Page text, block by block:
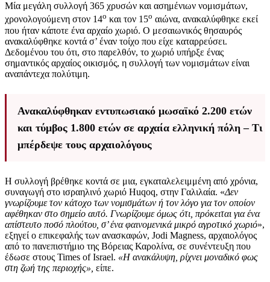
Μία μεγάλη συλλογή 365 χρυσών και ασημένιων νομισμάτων,
χρονολογούμενη στον 14ο και τον 15ο αιώνα, ανακαλύφθηκε εκεί
που ήταν κάποτε ένα αρχαίο χωριό. Ο μεσαιωνικός θησαυρός
ανακαλύφθηκε κοντά σ’ έναν τοίχο που είχε καταρρεύσει.
Δεδομένου του ότι, στο παρελθόν, το χωριό υπήρξε ένας
σημαντικός αρχαίος οικισμός, η συλλογή των νομισμάτων είναι
αναπάντεχα πολύτιμη.
Ανακαλύφθηκαν εντυπωσιακό μωσαϊκό 2.200 ετών
και τύμβος 1.800 ετών σε αρχαία ελληνική πόλη – Τι
μπέρδεψε τους αρχαιολόγους
Η συλλογή βρέθηκε κοντά σε μια, εγκαταλελειμμένη από χρόνια,
συναγωγή στο ισραηλινό χωριό Huqoq, στην Γαλιλαία. «Δεν
γνωρίζουμε τον κάτοχο των νομισμάτων ή τον λόγο για τον οποίον
αφέθηκαν στο σημείο αυτό. Γνωρίζουμε όμως ότι, πρόκειται για ένα
απίστευτο ποσό πλούτου, σ’ ένα φαινομενικά μικρό αγροτικό χωριό»,
εξηγεί ο επικεφαλής των ανασκαφών, Jodi Magness, αρχαιολόγος
από το πανεπιστήμιο της Βόρειας Καρολίνα, σε συνέντευξη που
έδωσε στους Times of Israel. «Η ανακάλυψη, ρίχνει μοναδικό φως
στη ζωή της περιοχής», είπε.